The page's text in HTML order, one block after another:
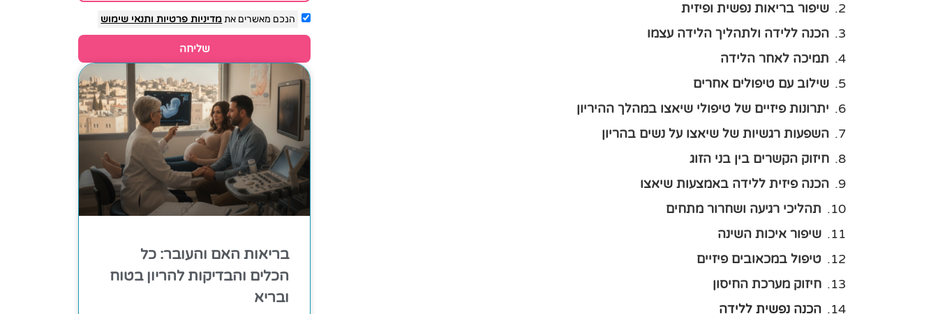
שיפור בריאות נפשית ופיזית
הכנה ללידה ולתהליך הלידה עצמו
תמיכה לאחר הלידה
שילוב עם טיפולים אחרים
יתרונות פיזיים של טיפולי שיאצו במהלך ההיריון
השפעות רגשיות של שיאצו על נשים בהריון
חיזוק הקשרים בין בני הזוג
הכנה פיזית ללידה באמצעות שיאצו
תהליכי רגיעה ושחרור מתחים
שיפור איכות השינה
טיפול במכאובים פיזיים
חיזוק מערכת החיסון
הכנה נפשית ללידה
הנכם מאשרים אתמדיניות פרטיות ותנאי שימוש
שליחה
בריאות האם והעובר: כל
הכלים והבדיקות להריון בטוח
ובריא